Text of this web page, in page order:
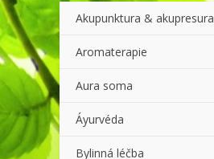
Akupunktura & akupresura
Aromaterapie
Aura soma
Áyurvéda
Bylinná léčba